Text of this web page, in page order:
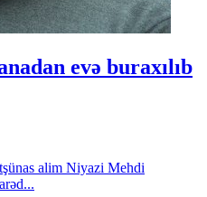
evə buraxılıb
alim Niyazi Mehdi